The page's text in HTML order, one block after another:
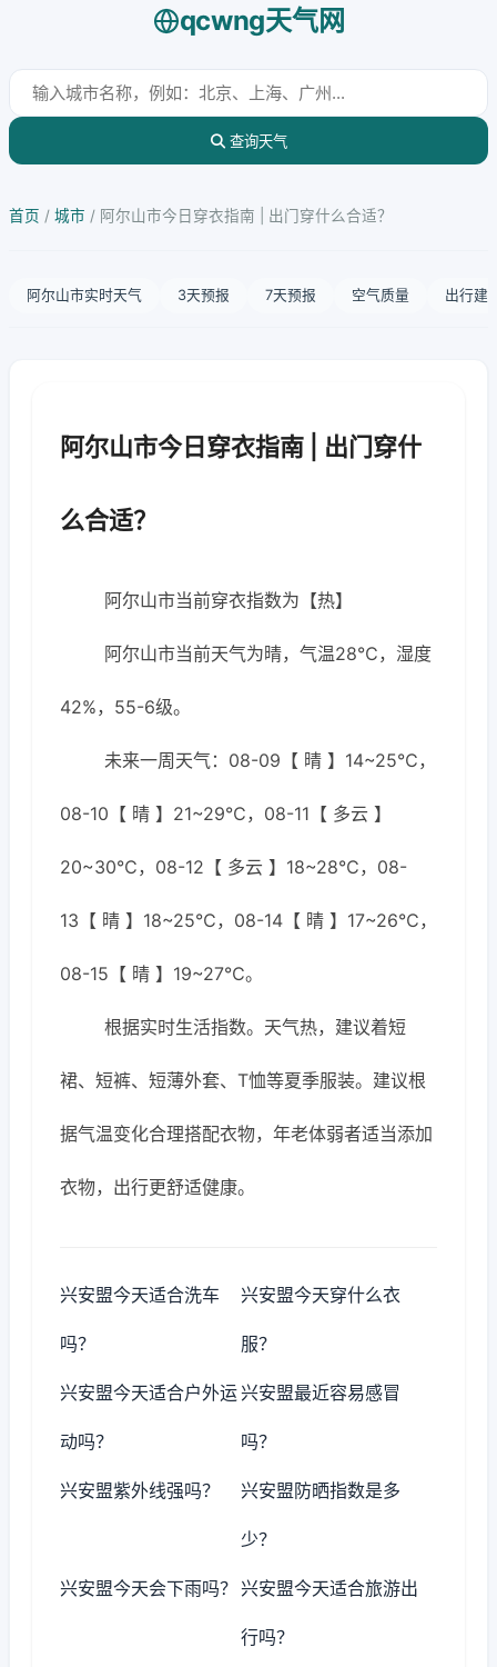
qcwng天气网
查询天气
首页 / 城市 / 阿尔山市今日穿衣指南 | 出门穿什么合适？
阿尔山市实时天气 3天预报 7天预报 空气质量 出行建
阿尔山市今日穿衣指南 | 出门穿什
么合适？
阿尔山市当前穿衣指数为【热】
阿尔山市当前天气为晴，气温28℃，湿度
42%，55-6级。
未来一周天气：08-09【 晴 】14~25℃，
08-10【 晴 】21~29℃，08-11【 多云 】
20~30℃，08-12【 多云 】18~28℃，08-
13【 晴 】18~25℃，08-14【 晴 】17~26℃，
08-15【 晴 】19~27℃。
根据实时生活指数。天气热，建议着短
裙、短裤、短薄外套、T恤等夏季服装。建议根
据气温变化合理搭配衣物，年老体弱者适当添加
衣物，出行更舒适健康。
兴安盟今天适合洗车
吗？
兴安盟今天穿什么衣
服？
兴安盟今天适合户外运
动吗？
兴安盟最近容易感冒
吗？
兴安盟紫外线强吗？ 兴安盟防晒指数是多
少？
兴安盟今天会下雨吗？ 兴安盟今天适合旅游出
行吗？